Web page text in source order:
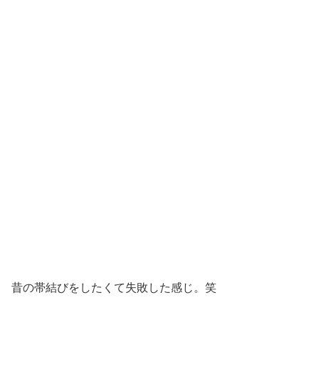
昔の帯結びをしたくて失敗した感じ。笑